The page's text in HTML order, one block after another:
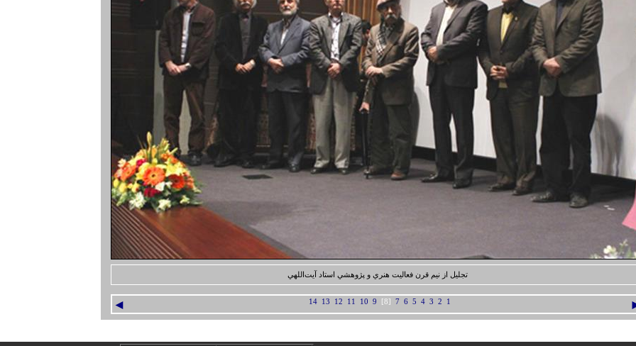
تجليل از نيم قرن فعاليت هنري و پژوهشي استاد آيت‌اللهي
◄ 1
2
3
4
5
6
7
[8]
9
10
11
12
13
14